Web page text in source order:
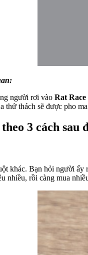
người rơi vào Rat Race
thử thách sẽ được pho
3 cách sau
khác. Bạn hỏi người
nhiều, rồi càng mua